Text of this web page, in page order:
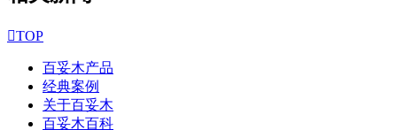
TOP
百妥木产品
经典案例
关于百妥木
百妥木百科